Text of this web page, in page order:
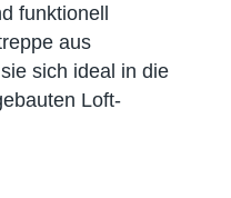
funktionell
aus
sich ideal in die
Loft-